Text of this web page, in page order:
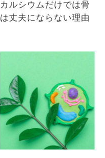
カルシウムだけでは骨
は丈夫にならない理由